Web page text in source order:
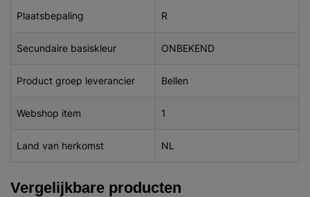
Plaatsbepaling R
Secundaire basiskleur ONBEKEND
Product groep leverancier Bellen
Webshop item 1
Land van herkomst NL
Vergelijkbare producten